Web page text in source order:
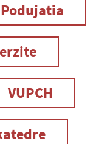
Podujatia
VUPCH